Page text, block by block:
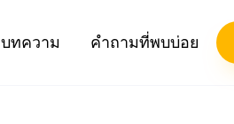
บทความ คำถามที่พบบ่อย